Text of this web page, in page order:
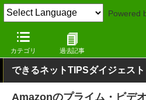
Powered
カテゴリ 過去記事
窓の杜 その他の話題
できるネットTIPSダイジェスト
Amazonのプライム・ビデ